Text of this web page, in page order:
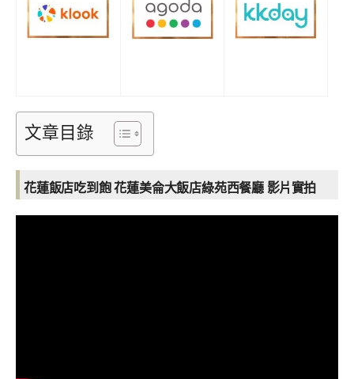
文章目錄
花蓮飯店吃到飽 花蓮美侖大飯店綠苑西餐廳 影片實拍